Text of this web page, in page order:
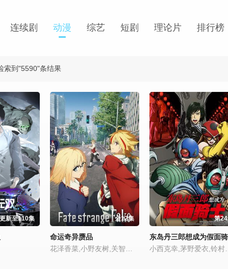
连续剧 动漫 综艺 短剧 理论片 排行榜
索到"5590"条结果
更新至110集 全12集
命运奇异赝品
第
东岛丹三郎想成为假面